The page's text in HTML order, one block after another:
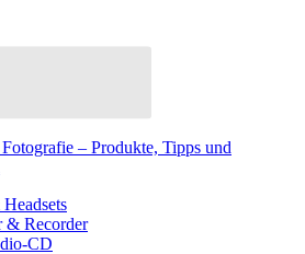
– Produkte, Tipps und
& Recorder
CD